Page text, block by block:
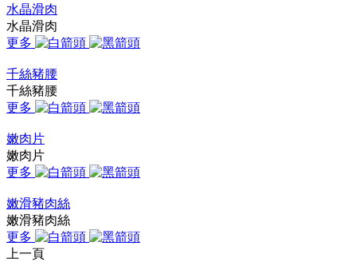
水晶滑肉
水晶滑肉
更多
千絲豬腰
千絲豬腰
更多
嫩肉片
嫩肉片
更多
嫩滑豬肉絲
嫩滑豬肉絲
更多
上一頁